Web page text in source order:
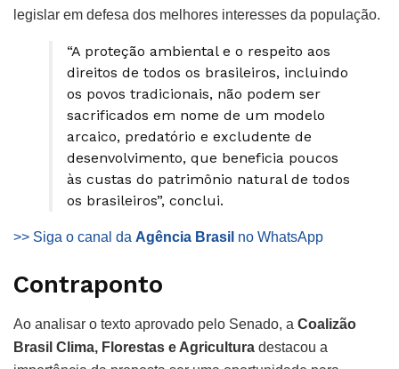
legislar em defesa dos melhores interesses da população.
“A proteção ambiental e o respeito aos
direitos de todos os brasileiros, incluindo
os povos tradicionais, não podem ser
sacrificados em nome de um modelo
arcaico, predatório e excludente de
desenvolvimento, que beneficia poucos
às custas do patrimônio natural de todos
os brasileiros”, conclui.
>> Siga o canal da Agência Brasil no WhatsApp
Contraponto
Ao analisar o texto aprovado pelo Senado, a Coalizão
Brasil Clima, Florestas e Agricultura destacou a